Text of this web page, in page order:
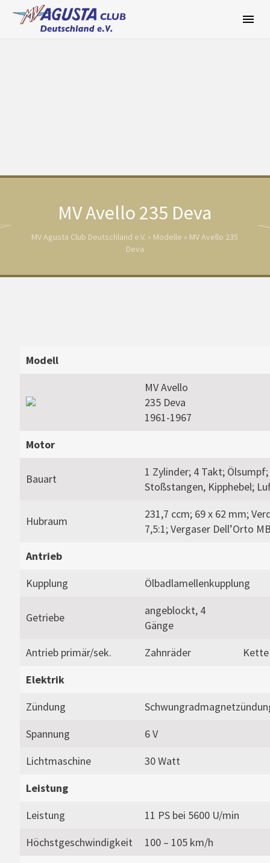
Inhalt
MV Avello 235 Deva
MV Agusta Club Deutschland e.V. » Modelle » MV Avello 235
Deva
Modell
MV Avello
235 Deva
1961-1967
Motor
Bauart
1 Zylinder; 4 Takt; Ölsumpf;
Stoßstangen, Kipphebel;
Hubraum
231,7 ccm; 69 x 62 mm;
7,5:1; Vergaser Dell’Orto
Antrieb
Kupplung
Ölbadlamellenkupplung
Getriebe
angeblockt, 4
Gänge
Antrieb primär/sek.
Zahnräder
Kette
Elektrik
Zündung
Spannung
6 V
Lichtmaschine
30 Watt
Leistung
Leistung
11 PS bei 5600 U/min
Höchstgeschwindigkeit
100 – 105 km/h